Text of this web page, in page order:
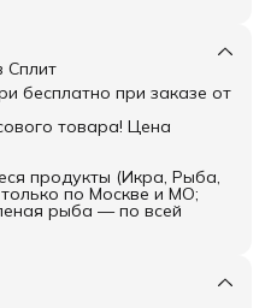
Сплит
бесплатно при заказе от
товара! Цена
продукты (Икра, Рыба,
по Москве и МО;
рыба — по всей